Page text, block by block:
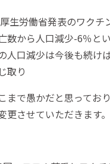
生労働省発表のワクチ
数から人口減少-6％と
人口減少は今後も続け
取り
まで愚かだと思ってお
更させていただきます。